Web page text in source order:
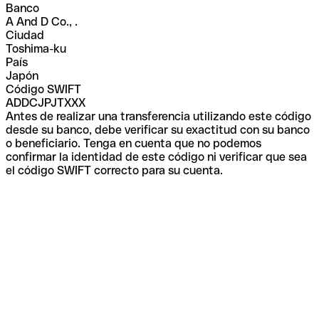
Banco
A And D Co., .
Ciudad
Toshima-ku
País
Japón
Código SWIFT
ADDCJPJTXXX
Antes de realizar una transferencia utilizando este código
desde su banco, debe verificar su exactitud con su banco
o beneficiario. Tenga en cuenta que no podemos
confirmar la identidad de este código ni verificar que sea
el código SWIFT correcto para su cuenta.